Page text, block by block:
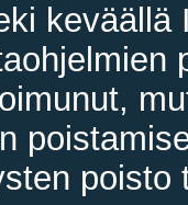
poisto